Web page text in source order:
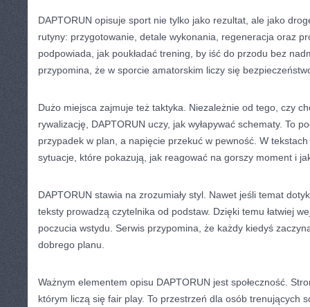
DAPTORUN opisuje sport nie tylko jako rezultat, ale jako
rutyny: przygotowanie, detale wykonania, regeneracja oraz
podpowiada, jak poukładać trening, by iść do przodu bez
przypomina, że w sporcie amatorskim liczy się
Dużo miejsca zajmuje też taktyka. Niezależnie od tego, czy
rywalizację, DAPTORUN uczy, jak wyłapywać schematy. To
przypadek w plan, a napięcie przekuć w pewność. W
sytuacje, które pokazują, jak reagować na gorszy moment i
DAPTORUN stawia na zrozumiały styl. Nawet jeśli temat
teksty prowadzą czytelnika od podstaw. Dzięki temu łatwiej
poczucia wstydu. Serwis przypomina, że każdy kiedyś
dobrego planu.
Ważnym elementem opisu DAPTORUN jest społeczność.
którym liczą się fair play. To przestrzeń dla osób trenujących